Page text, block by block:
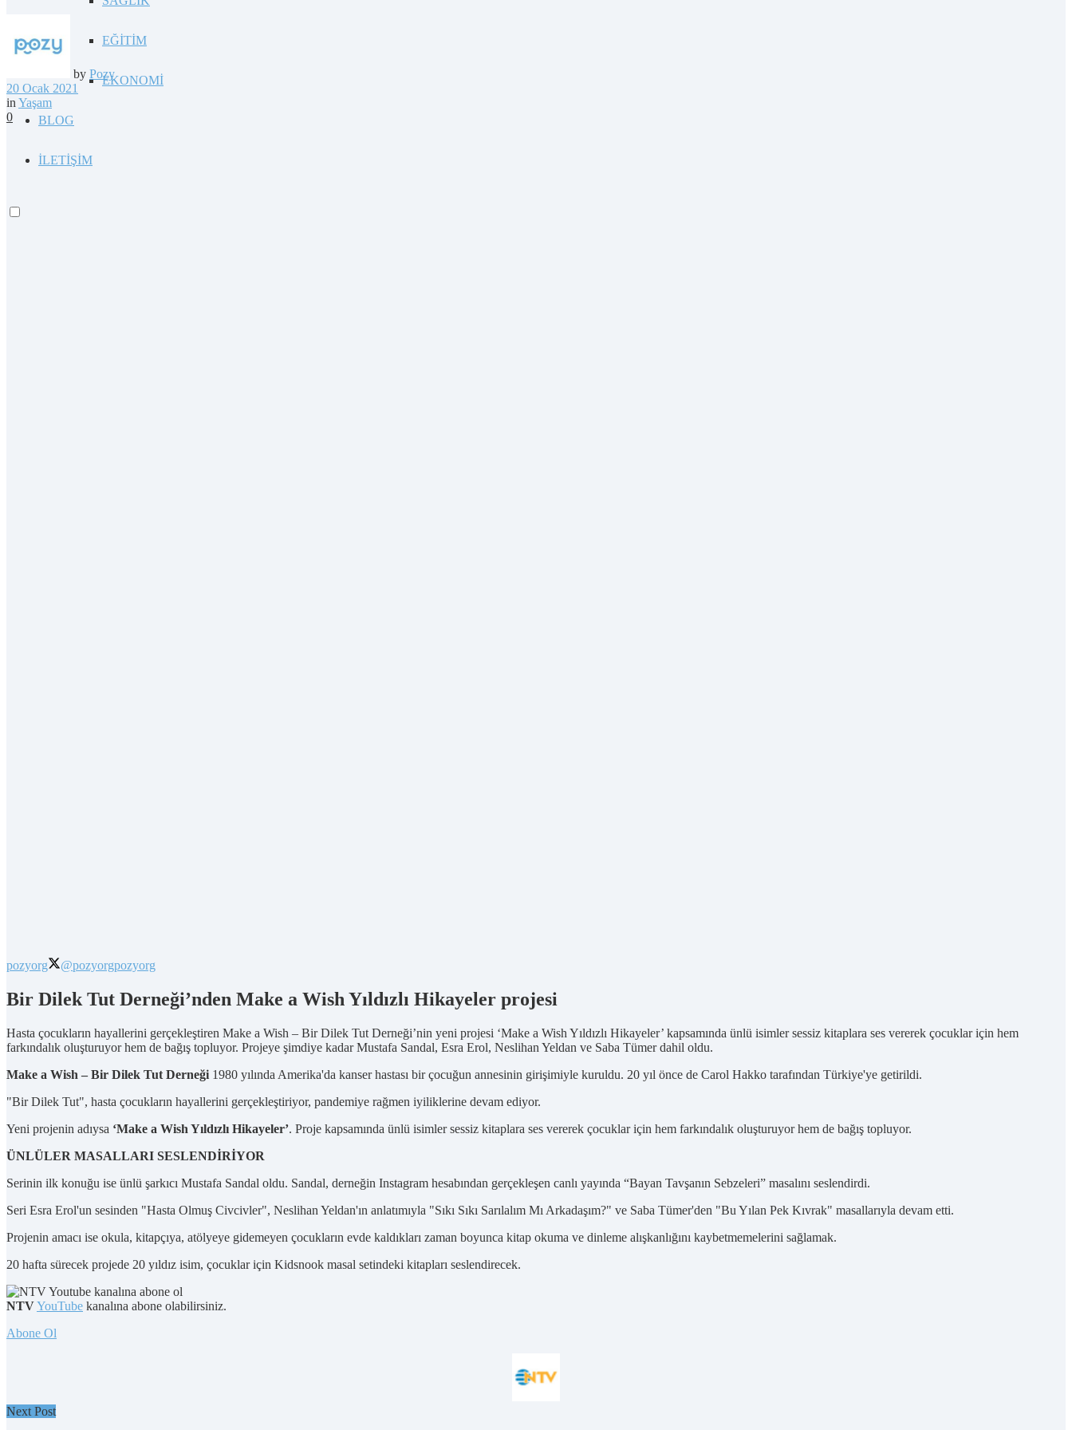
EĞİTİM
EKONOMİ
BLOG
İLETİŞİM
by Pozy
20 Ocak 2021
in Yaşam
0
pozyorg @pozyorgpozyorg
Bir Dilek Tut Derneği’nden Make a Wish Yıldızlı Hikayeler projesi
Hasta çocukların hayallerini gerçekleştiren Make a Wish – Bir Dilek Tut Derneği’nin yeni projesi ‘Make a Wish Yıldızlı Hikayeler’ kapsamında ünlü isimler sessiz kitaplara ses vererek çocuklar için hem
farkındalık oluşturuyor hem de bağış topluyor. Projeye şimdiye kadar Mustafa Sandal, Esra Erol, Neslihan Yeldan ve Saba Tümer dahil oldu.
Make a Wish – Bir Dilek Tut Derneği 1980 yılında Amerika'da kanser hastası bir çocuğun annesinin girişimiyle kuruldu. 20 yıl önce de Carol Hakko tarafından Türkiye'ye getirildi.
"Bir Dilek Tut", hasta çocukların hayallerini gerçekleştiriyor, pandemiye rağmen iyiliklerine devam ediyor.
Yeni projenin adıysa ‘Make a Wish Yıldızlı Hikayeler’. Proje kapsamında ünlü isimler sessiz kitaplara ses vererek çocuklar için hem farkındalık oluşturuyor hem de bağış topluyor.
ÜNLÜLER MASALLARI SESLENDİRİYOR
Serinin ilk konuğu ise ünlü şarkıcı Mustafa Sandal oldu. Sandal, derneğin Instagram hesabından gerçekleşen canlı yayında “Bayan Tavşanın Sebzeleri” masalını seslendirdi.
Seri Esra Erol'un sesinden "Hasta Olmuş Civcivler", Neslihan Yeldan'ın anlatımıyla "Sıkı Sıkı Sarılalım Mı Arkadaşım?" ve Saba Tümer'den "Bu Yılan Pek Kıvrak" masallarıyla devam etti.
Projenin amacı ise okula, kitapçıya, atölyeye gidemeyen çocukların evde kaldıkları zaman boyunca kitap okuma ve dinleme alışkanlığını kaybetmemelerini sağlamak.
20 hafta sürecek projede 20 yıldız isim, çocuklar için Kidsnook masal setindeki kitapları seslendirecek.
NTVYouTube kanalına abone olabilirsiniz.
Abone Ol
Next Post